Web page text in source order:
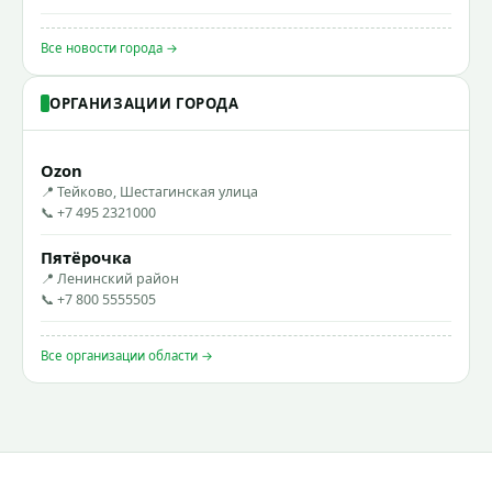
Все новости города →
ОРГАНИЗАЦИИ ГОРОДА
Ozon
📍 Тейково, Шестагинская улица
📞 +7 495 2321000
Пятёрочка
📍 Ленинский район
📞 +7 800 5555505
Все организации области →